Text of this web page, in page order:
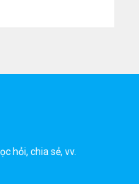
hỏi, chia sẻ, vv.